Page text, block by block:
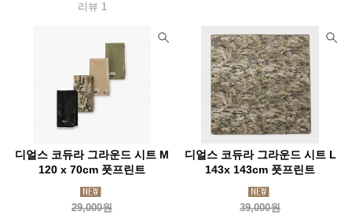
리뷰 1
디얼스 코듀라 그라운드 시트 M
120 x 70cm 풋프린트
29,000원
디얼스 코듀라 그라운드 시트 L
143x 143cm 풋프린트
39,000원